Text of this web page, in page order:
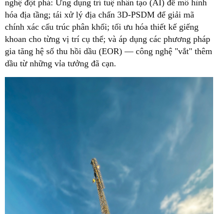
nghệ đột phá: Ứng dụng trí tuệ nhân tạo (AI) để mô hình
hóa địa tầng; tái xử lý địa chấn 3D-PSDM để giải mã
chính xác cấu trúc phân khối; tối ưu hóa thiết kế giếng
khoan cho từng vị trí cụ thể; và áp dụng các phương pháp
gia tăng hệ số thu hồi dầu (EOR) — công nghệ "vắt" thêm
dầu từ những vỉa tưởng đã cạn.